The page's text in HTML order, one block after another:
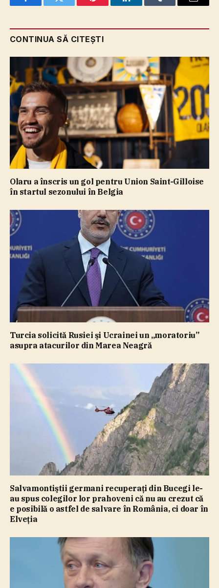
FacebookTwitter Pinterest LinkedInTumblr Email
CONTINUA SĂ CITEȘTI
Olaru a înscris un gol pentru Union Saint-Gilloise
în startul sezonului în Belgia
Turcia solicită Rusiei şi Ucrainei un „moratoriu”
asupra atacurilor din Marea Neagră
Salvamontiştii germani recuperaţi din Bucegi le-
au spus colegilor lor prahoveni că nu au crezut că
e posibilă o astfel de salvare în România, ci doar în
Elveţia